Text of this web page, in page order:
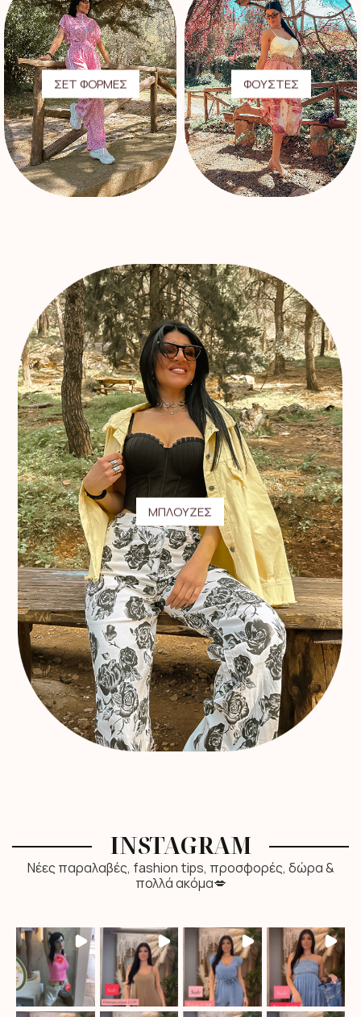
ΣΕΤ ΦΟΡΜΕΣ ΦΟΥΣΤΕΣ
ΜΠΛΟΥΖΕΣ
INSTAGRAM
Νέες παραλαβές, fashion tips, προσφορές, δώρα &
πολλά ακόμα💋